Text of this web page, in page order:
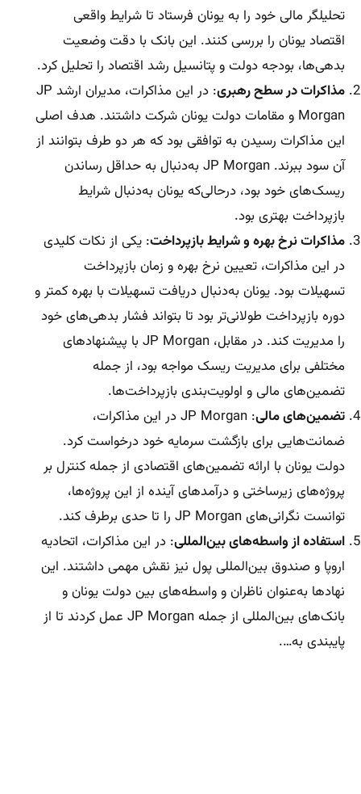
تحلیلگر مالی خود را به یونان فرستاد تا شرایط واقعی
اقتصاد یونان را بررسی کنند. این بانک با دقت وضعیت
بدهی‌ها، بودجه دولت و پتانسیل رشد اقتصاد را تحلیل کرد.
مذاکرات در سطح رهبری
: در این مذاکرات، مدیران ارشد JP
Morgan و مقامات دولت یونان شرکت داشتند. هدف اصلی
این مذاکرات رسیدن به توافقی بود که هر دو طرف بتوانند از
آن سود ببرند. JP Morgan به‌دنبال به حداقل رساندن
ریسک‌های خود بود، درحالی‌که یونان به‌دنبال شرایط
بازپرداخت بهتری بود.
مذاکرات نرخ بهره و شرایط بازپرداخت: یکی از نکات کلیدی
در این مذاکرات، تعیین نرخ بهره و زمان بازپرداخت
تسهیلات بود. یونان به‌دنبال دریافت تسهیلات با بهره کمتر و
دوره بازپرداخت طولانی‌تر بود تا بتواند فشار بدهی‌های خود
را مدیریت کند. در مقابل، JP Morgan با پیشنهادهای
مختلفی برای مدیریت ریسک مواجه بود، از جمله
تضمین‌های مالی و اولویت‌بندی بازپرداخت‌ها.
تضمین‌های مالی
: JP Morgan در این مذاکرات،
ضمانت‌هایی برای بازگشت سرمایه‌ خود درخواست کرد.
دولت یونان با ارائه تضمین‌های اقتصادی از جمله کنترل بر
پروژه‌های زیرساختی و درآمدهای آینده از این پروژه‌ها،
توانست نگرانی‌های JP Morgan را تا حدی برطرف کند.
استفاده از واسطه‌های بین‌المللی: در این مذاکرات، اتحادیه
اروپا و صندوق بین‌المللی پول نیز نقش مهمی داشتند. این
نهادها به‌عنوان ناظران و واسطه‌های بین دولت یونان و
بانک‌های بین‌المللی از جمله JP Morgan عمل کردند تا از
پایبندی به….